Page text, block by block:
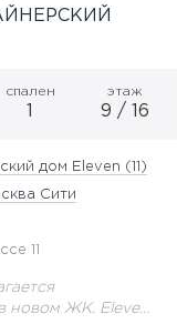
спален этаж
9 / 16
дом Eleven (11)
Сити
11
новом ЖК. Eleven